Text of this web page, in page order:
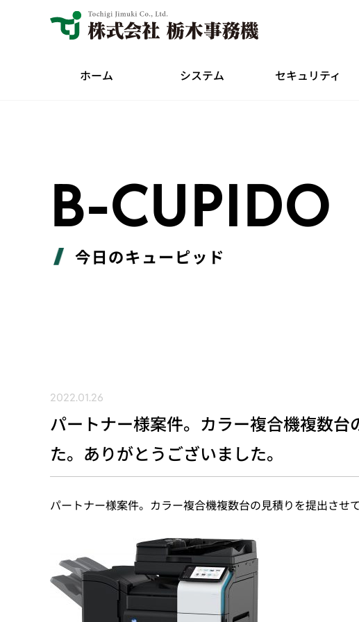
ホーム システム セキュリティ
B-CUPIDO
今日のキューピッド
2022.01.26
パートナー様案件。カラー複合機複数
た。ありがとうございました。
パートナー様案件。カラー複合機複数台の見積りを提出させ